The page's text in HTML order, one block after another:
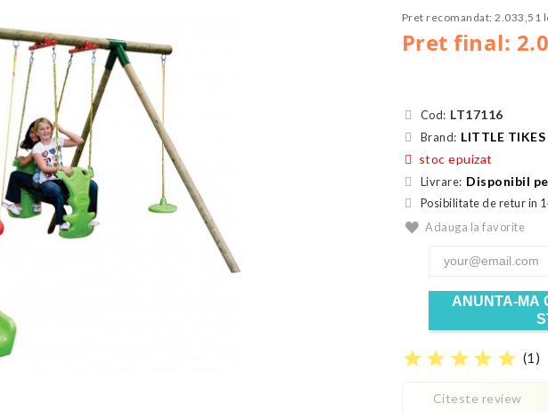
Pret final:
Pret recomandat: 2.033,51
Cod: LT17116
Brand: LITTLE TIKES
stoc epuizat
Livrare: Disponibil
Posibilitate de retur in
Adauga la favorite
ANUNTA-MA
star star star star star (1 )
Citeste review